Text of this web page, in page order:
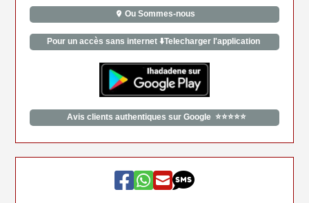
Ou Sommes-nous
Pour un accès sans internet ⬇️Telecharger l'application
Avis clients authentiques sur Google ⭐⭐⭐⭐⭐